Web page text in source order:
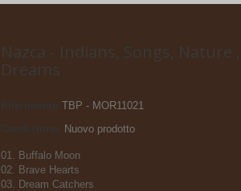
Nazca - Indians, Songs, Nature ,
Dreams
Riferimento
TBP - MOR11021
Nuovo prodotto
01. Buffalo Moon
02. Brave Hearts
03. Dream Catchers